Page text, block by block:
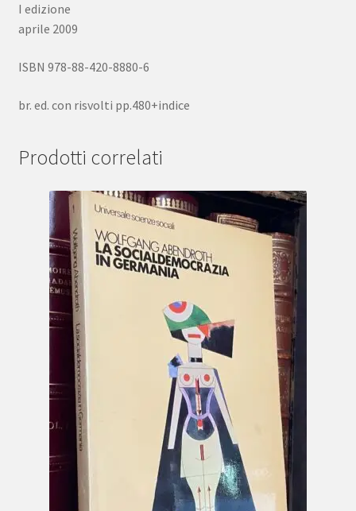
I edizione
aprile 2009
ISBN 978-88-420-8880-6
br. ed. con risvolti pp.480+indice
Prodotti correlati